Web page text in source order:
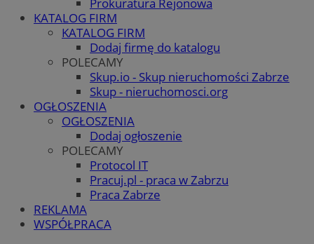
KATALOG FIRM
KATALOG FIRM
Dodaj firmę do katalogu
POLECAMY
Skup.io - Skup nieruchomości Zabrze
Skup - nieruchomosci.org
OGŁOSZENIA
OGŁOSZENIA
Dodaj ogłoszenie
POLECAMY
Protocol IT
Pracuj.pl - praca w Zabrzu
Praca Zabrze
REKLAMA
WSPÓŁPRACA